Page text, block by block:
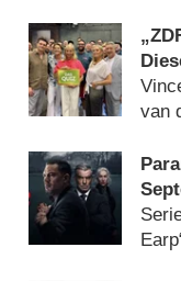
der
van